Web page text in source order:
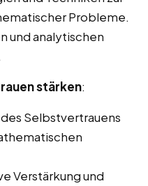
Probleme.
und analytischen
stärken:
Selbstvertrauens
Verstärkung und